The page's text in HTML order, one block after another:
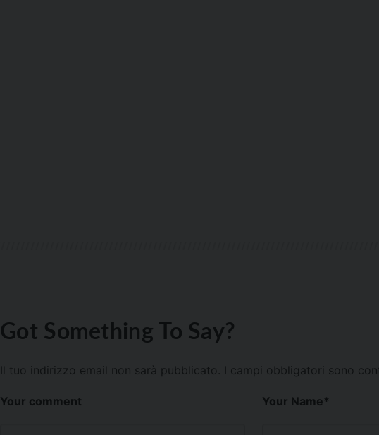
Got Something To Say?
Il tuo indirizzo email non sarà pubblicato. I campi obbligatori sono
Your comment Your Name*